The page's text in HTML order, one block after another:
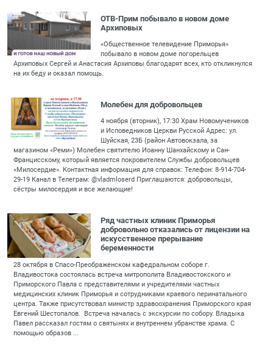
ОТВ-Прим побывало в новом доме
Архиповых
«Общественное телевидение Приморья»
побывало в новом доме погорельцев
Архиповых Сергей и Анастасия Архиповы благодарят всех, кто откликнулся
на их беду и оказал помощь.
Молебен для добровольцев
4 ноября (вторник), 17:30 Храм Новомучеников
и Исповедников Церкви Русской Адрес: ул.
Шуйская, 23Б (район Автовокзала, за
магазином «Реми») Молебен святителю Иоанну Шанхайскому и Сан-
Францисскому, который является покровителем Службы добровольцев
«Милосердие». Контактная информация для справок: Телефон: 8-914-704-
29-19 Канал в Телеграм: @vladmloserd Приглашаются: добровольцы,
сёстры милосердия и все желающие!
Ряд частных клиник Приморья
добровольно отказались от лицензии на
искусственное прерывание
беременности
28 октября в Спасо-Преображенском кафедральном соборе г.
Владивостока состоялась встреча митрополита Владивостокского и
Приморского Павла с представителями и учредителями частных
медицинских клиник Приморья и сотрудниками краевого перинатального
центра. Также присутствовал министр здравоохранения Приморского края
Евгений Шестопалов. Встреча началась с экскурсии по собору. Владыка
Павел рассказал гостям о святынях и внутреннем убранстве храма. С
помощью образов ...